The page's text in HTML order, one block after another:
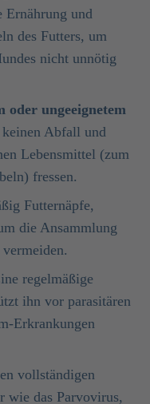
Ernährung und
des Futters, um
nicht unnötig
oder ungeeignetem
Abfall und
Lebensmittel (zum
fressen.
Futternäpfe,
die Ansammlung
regelmäßige
ihn vor parasitären
Erkrankungen
vollständigen
wie das Parvovirus,